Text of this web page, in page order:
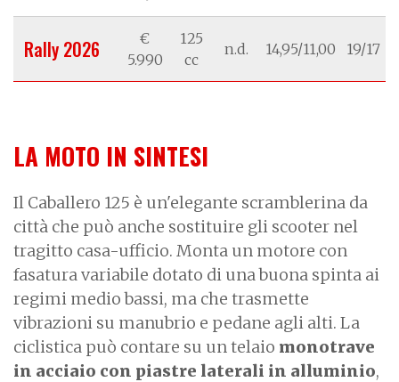
Rally 2026
€
5.990
125
cc
n.d. 14,95/11,00 19/17
LA MOTO IN SINTESI
Il Caballero 125 è un'elegante scramblerina da
città che può anche sostituire gli scooter nel
tragitto casa-ufficio. Monta un motore con
fasatura variabile dotato di una buona spinta ai
regimi medio bassi, ma che trasmette
vibrazioni su manubrio e pedane agli alti. La
ciclistica può contare su un telaio monotrave
in acciaio con piastre laterali in alluminio,